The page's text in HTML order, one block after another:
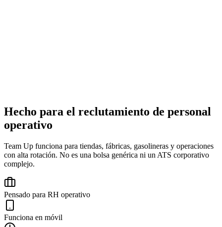
Buscar candidatos...
CandidatoEstado
García
Mendoza
Hecho para el reclutamiento de personal
operativo
Team Up funciona para tiendas, fábricas, gasolineras y operaciones
con alta rotación. No es una bolsa genérica ni un ATS corporativo
complejo.
Pensado para RH operativo
Funciona en móvil